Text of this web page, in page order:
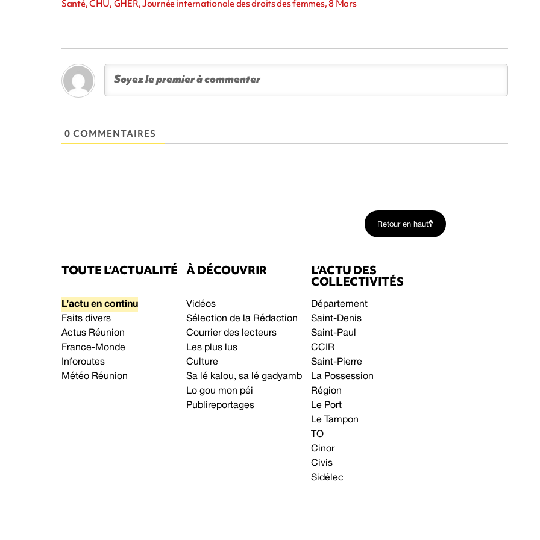
Santé, CHU, GHER, Journée internationale des droits des femmes, 8 Mars
0 COMMENTAIRES
Retour en haut
TOUTE L’ACTUALITÉ
L’actu en continu
Faits divers
Actus Réunion
France-Monde
Inforoutes
Météo Réunion
À DÉCOUVRIR
Vidéos
Sélection de la Rédaction
Courrier des lecteurs
Les plus lus
Culture
Sa lé kalou, sa lé gadyamb
Lo gou mon péi
Publireportages
L’ACTU DES
COLLECTIVITÉS
Département
Saint-Denis
Saint-Paul
CCIR
Saint-Pierre
La Possession
Région
Le Port
Le Tampon
TO
Cinor
Civis
Sidélec